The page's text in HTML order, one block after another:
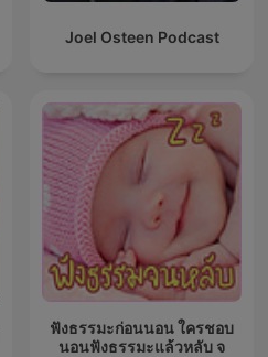
Joel Osteen Podcast
ฟังธรรมะก่อนนอน ใครชอบ
นอนฟังธรรมะแล้วหลับ จ